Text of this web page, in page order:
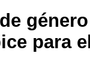
para